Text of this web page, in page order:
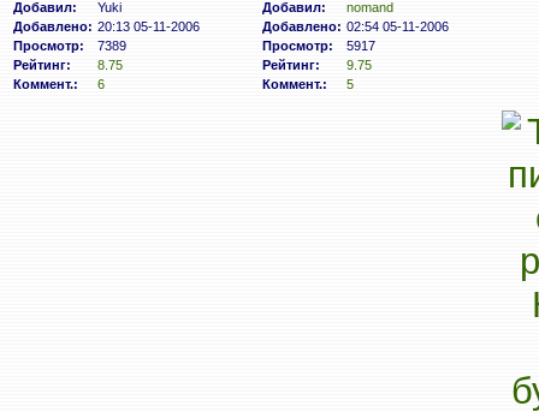
Добавил:
Yuki
Добавлено: 20:13 05-11-2006
Просмотр:
7389
Рейтинг:
8.75
Коммент.:
6
Добавил:
nomand
Добавлено: 02:54 05-11-2006
Просмотр:
5917
Рейтинг:
9.75
Коммент.:
5